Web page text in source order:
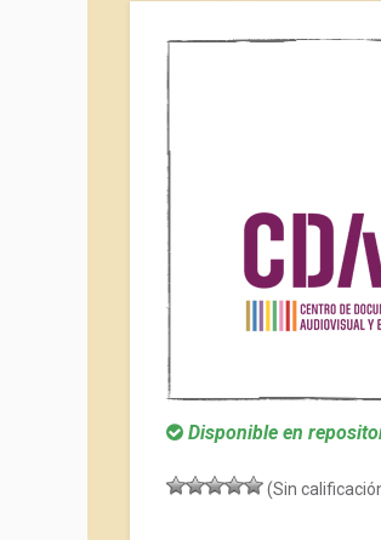
Disponible en
(Sin